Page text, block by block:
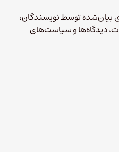
توسط نویسندگان،
دیدگاه‌ها و سیاست‌های